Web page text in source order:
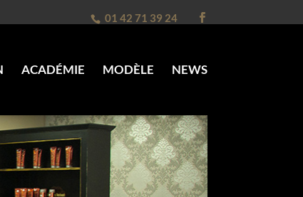
01 42 71 39 24
ACADÉMIE MODÈLE NEWS